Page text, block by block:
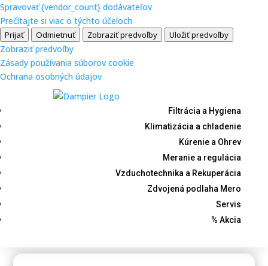
Spravovať {vendor_count} dodávateľov
Prečítajte si viac o týchto účeloch
Prijať Odmietnuť Zobraziť predvoľby Uložiť predvoľby
Zobraziť predvoľby
Zásady používania súborov cookie
Ochrana osobných údajov
Filtrácia a Hygiena
Klimatizácia a chladenie
Kúrenie a Ohrev
Meranie a regulácia
Vzduchotechnika a Rekuperácia
Zdvojená podlaha Mero
Servis
% Akcia